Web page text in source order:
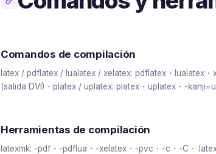
Comandos de compilación
latex / pdflatex / lualatex / xelatex: pdflatex・lualatex・
(salida DVI)・platex / uplatex: platex・uplatex・-
Herramientas de compilación
latexmk: -pdf・-pdflua・-xelatex・-pvc・-c・-C・